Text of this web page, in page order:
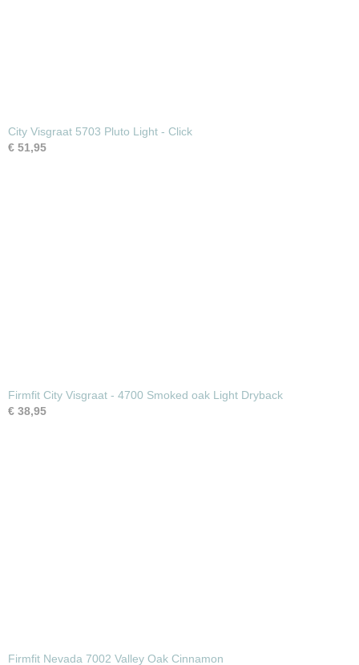
City Visgraat 5703 Pluto Light - Click
€ 51,95
Firmfit City Visgraat - 4700 Smoked oak Light Dryback
€ 38,95
Firmfit Nevada 7002 Valley Oak Cinnamon